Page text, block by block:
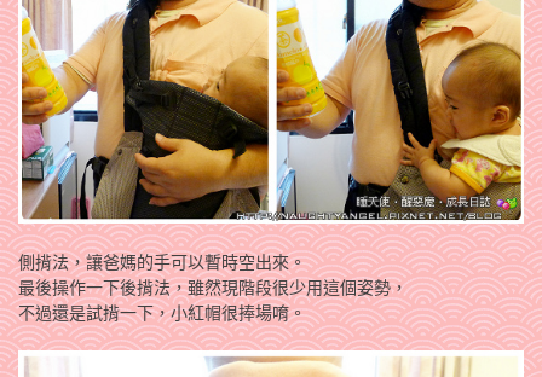
側揹法，讓爸媽的手可以暫時空出來。
最後操作一下後揹法，雖然現階段很少用這個姿勢，
不過還是試揹一下，小紅帽很捧場唷。